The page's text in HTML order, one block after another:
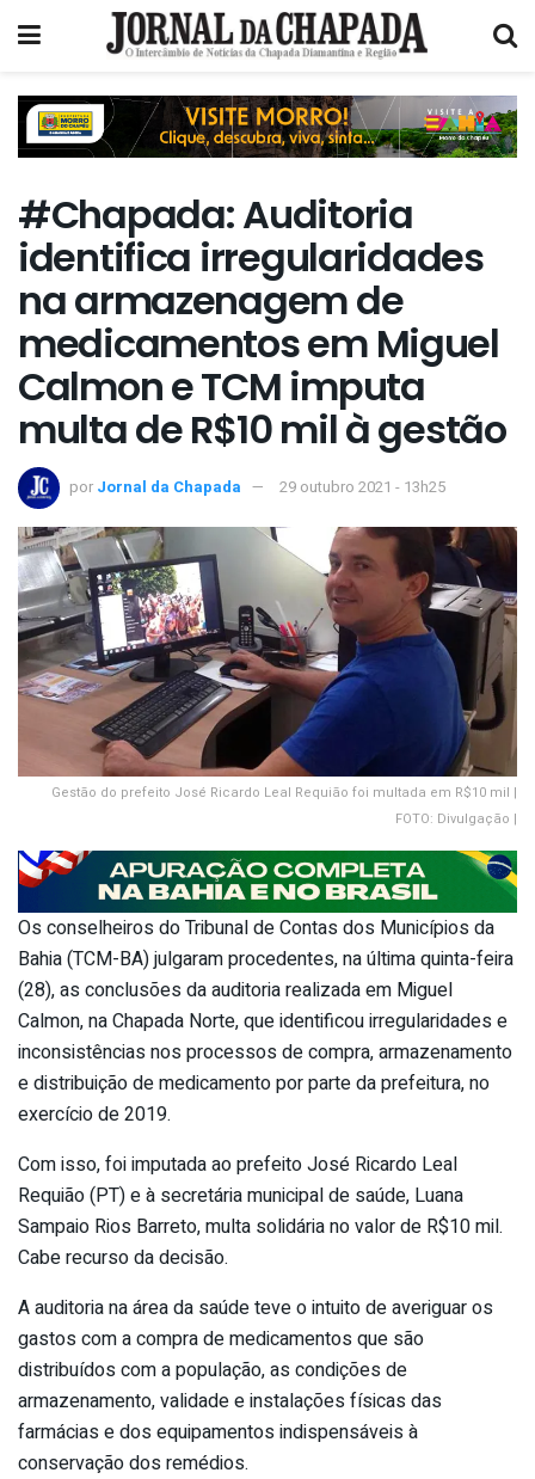
#Chapada: Auditoria
identifica irregularidades
na armazenagem de
medicamentos em Miguel
Calmon e TCM imputa
multa de R$10 mil à gestão
por Jornal da Chapada 29 outubro 2021 - 13h25
Gestão do prefeito José Ricardo Leal Requião foi multada em R$10 mil |
FOTO: Divulgação |
Os conselheiros do Tribunal de Contas dos Municípios da
Bahia (TCM-BA) julgaram procedentes, na última quinta-feira
(28), as conclusões da auditoria realizada em Miguel
Calmon, na Chapada Norte, que identificou irregularidades e
inconsistências nos processos de compra, armazenamento
e distribuição de medicamento por parte da prefeitura, no
exercício de 2019.
Com isso, foi imputada ao prefeito José Ricardo Leal
Requião (PT) e à secretária municipal de saúde, Luana
Sampaio Rios Barreto, multa solidária no valor de R$10 mil.
Cabe recurso da decisão.
A auditoria na área da saúde teve o intuito de averiguar os
gastos com a compra de medicamentos que são
distribuídos com a população, as condições de
armazenamento, validade e instalações físicas das
farmácias e dos equipamentos indispensáveis à
conservação dos remédios.